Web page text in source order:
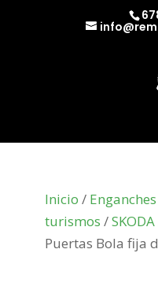
Inicio / Enganches
turismos /SKODA
Puertas Bola fija